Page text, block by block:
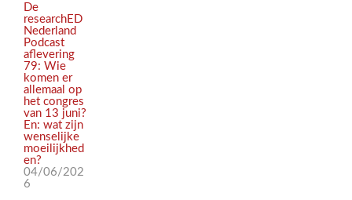
De
researchED
Nederland
Podcast
aflevering
79: Wie
komen er
allemaal op
het congres
van 13 juni?
En: wat zijn
wenselijke
moeilijkhed
en?
04/06/202
6